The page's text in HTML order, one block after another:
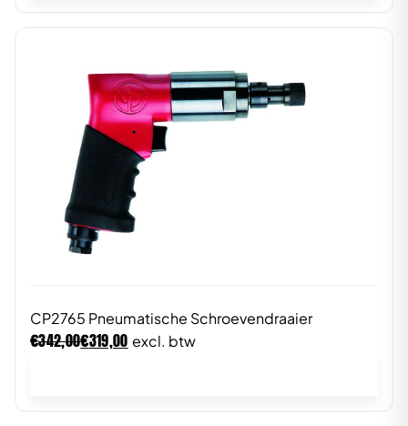
CP2765 Pneumatische Schroevendraaier
€342,00€319,00 excl. btw